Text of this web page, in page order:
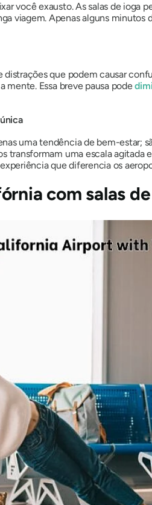
você exausto. As salas de
viagem. Apenas alguns
distrações que podem causar
mente. Essa breve pausa pode
uma tendência de bem-
transformam uma escala
que diferencia os
com salas